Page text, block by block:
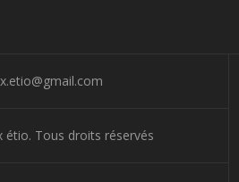
étio. Tous droits réservés